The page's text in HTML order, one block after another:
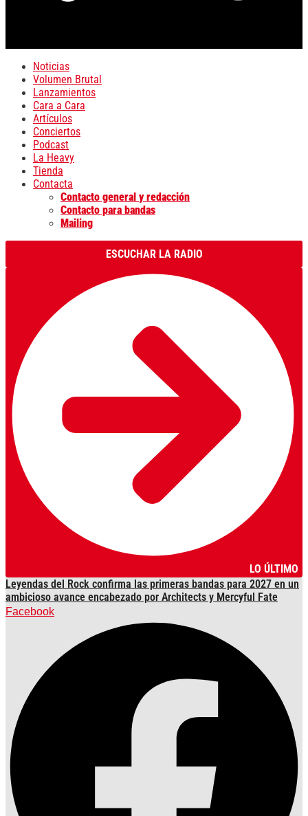
Noticias
Volumen Brutal
Lanzamientos
Cara a Cara
Artículos
Conciertos
Podcast
La Heavy
Tienda
Contacta
Contacto general y redacción
Contacto para bandas
Mailing
ESCUCHAR LA RADIO
LO ÚLTIMO
Leyendas del Rock confirma las primeras bandas para 2027 en un
ambicioso avance encabezado por Architects y Mercyful Fate
Facebook